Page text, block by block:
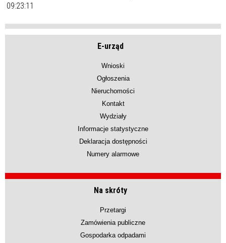
09:23:11
E-urząd
Wnioski
Ogłoszenia
Nieruchomości
Kontakt
Wydziały
Informacje statystyczne
Deklaracja dostępności
Numery alarmowe
Na skróty
Przetargi
Zamówienia publiczne
Gospodarka odpadami